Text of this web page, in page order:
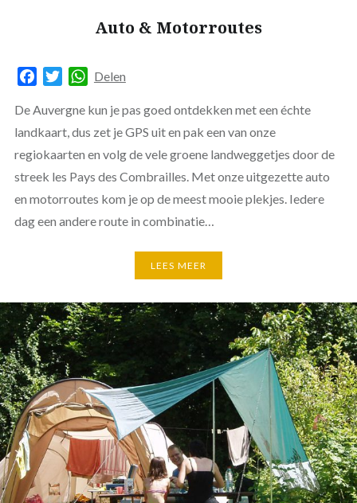
Auto & Motorroutes
FacebookTwitterWhatsApp
Delen
De Auvergne kun je pas goed ontdekken met een échte
landkaart, dus zet je GPS uit en pak een van onze
regiokaarten en volg de vele groene landweggetjes door de
streek les Pays des Combrailles. Met onze uitgezette auto
en motorroutes kom je op de meest mooie plekjes. Iedere
dag een andere route in combinatie…
LEES MEER